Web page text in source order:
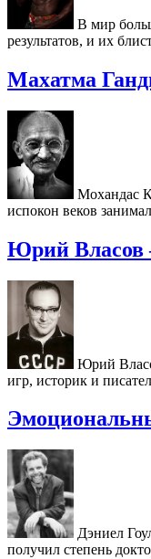
В мир
результатов, и их
Махатма
Мохандас
испокон веков
Юрий Власов
Юрий
игр, историк и
Дэниел
получил степень